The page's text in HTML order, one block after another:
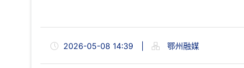
2026-05-08 14:39 鄂州融媒